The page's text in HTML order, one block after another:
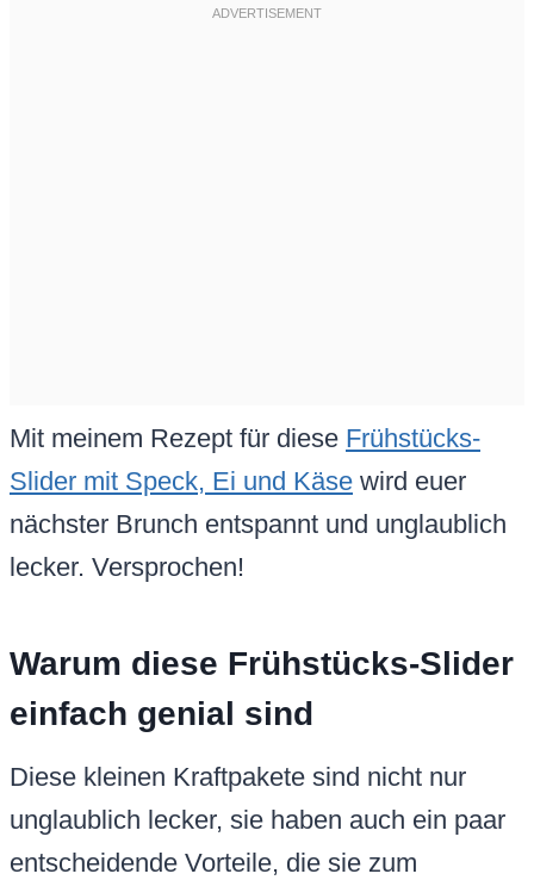
Mit meinem Rezept für diese Frühstücks-
Slider mit Speck, Ei und Käse wird euer
nächster Brunch entspannt und unglaublich
lecker. Versprochen!
Warum diese Frühstücks-Slider
einfach genial sind
Diese kleinen Kraftpakete sind nicht nur
unglaublich lecker, sie haben auch ein paar
entscheidende Vorteile, die sie zum